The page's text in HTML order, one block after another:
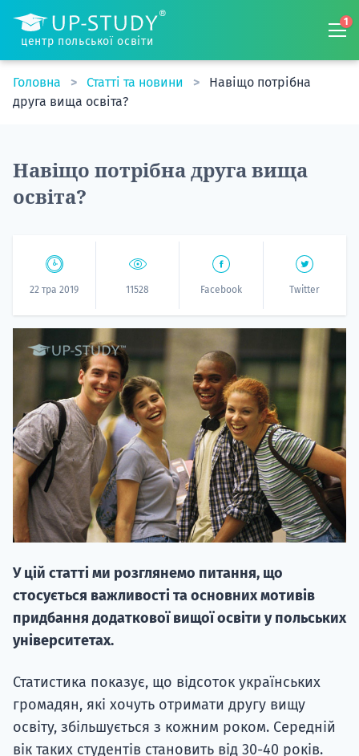
центр польської освіти
1
Головна Статті та новини
Навіщо потрібна
друга вища освіта?
Навіщо потрібна друга вища
освіта?
22 тра 2019 11528 Facebook Twitter
У цій статті ми розглянемо питання, що
стосується важливості та основних мотивів
придбання додаткової вищої освіти у польських
університетах.
Статистика показує, що відсоток українських
громадян, які хочуть отримати другу вищу
освіту, збільшується з кожним роком. Середній
вік таких студентів становить від 30-40 років.
20.09
"Навчання